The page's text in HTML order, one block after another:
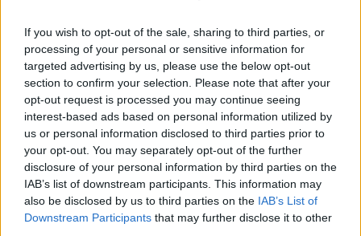
If you wish to opt-out of the sale, sharing to third parties, or
processing of your personal or sensitive information for
targeted advertising by us, please use the below opt-out
section to confirm your selection. Please note that after your
opt-out request is processed you may continue seeing
interest-based ads based on personal information utilized by
us or personal information disclosed to third parties prior to
your opt-out. You may separately opt-out of the further
disclosure of your personal information by third parties on the
IAB’s list of downstream participants. This information may
also be disclosed by us to third parties on the IAB’s List of
Downstream Participants that may further disclose it to other
A bontásra a nyílt közbeszerzési eljárás már kiírásra került,
jelenleg várják az ajánlatokat, majd az eljárás lezárása
után megkezdik a bontást. A jogerős építési engedélyt
valószínűleg az év végéig megkaphatják. Mint korábban
már beszámoltunk róla a Puskás Ferenc stadion
munkálatai legkésőbb 2019-re fejeződhetnek be. Az új
létesítmény labdarúgó mérkőzések...
KEDVES OLVASÓNK!